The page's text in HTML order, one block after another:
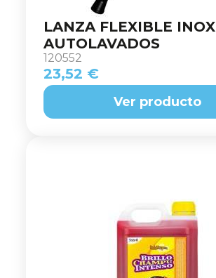
LANZA FLEXIBLE INOX
AUTOLAVADOS
120552
23,52 €
Ver producto